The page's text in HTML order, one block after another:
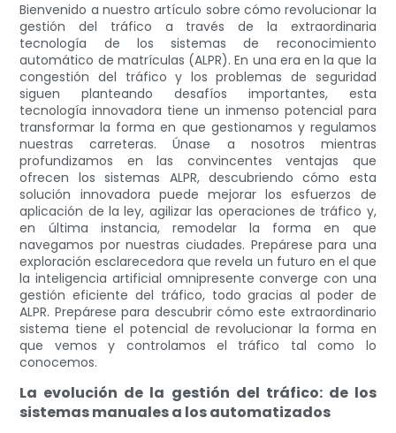
Bienvenido a nuestro artículo sobre cómo revolucionar la
gestión del tráfico a través de la extraordinaria
tecnología de los sistemas de reconocimiento
automático de matrículas (ALPR). En una era en la que la
congestión del tráfico y los problemas de seguridad
siguen planteando desafíos importantes, esta
tecnología innovadora tiene un inmenso potencial para
transformar la forma en que gestionamos y regulamos
nuestras carreteras. Únase a nosotros mientras
profundizamos en las convincentes ventajas que
ofrecen los sistemas ALPR, descubriendo cómo esta
solución innovadora puede mejorar los esfuerzos de
aplicación de la ley, agilizar las operaciones de tráfico y,
en última instancia, remodelar la forma en que
navegamos por nuestras ciudades. Prepárese para una
exploración esclarecedora que revela un futuro en el que
la inteligencia artificial omnipresente converge con una
gestión eficiente del tráfico, todo gracias al poder de
ALPR. Prepárese para descubrir cómo este extraordinario
sistema tiene el potencial de revolucionar la forma en
que vemos y controlamos el tráfico tal como lo
conocemos.
La evolución de la gestión del tráfico: de los
sistemas manuales a los automatizados